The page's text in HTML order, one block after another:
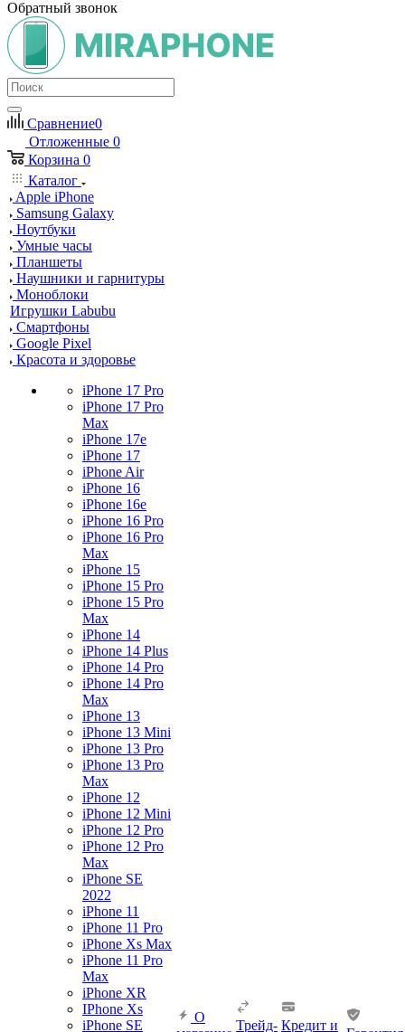
Обратный звонок
Сравнение0
Отложенные 0
Корзина 0
Каталог
Apple iPhone
Samsung Galaxy
Ноутбуки
Умные часы
Планшеты
Наушники и гарнитуры
Моноблоки
Игрушки Labubu
Смартфоны
Google Pixel
Красота и здоровье
iPhone 17 Pro
iPhone 17 Pro
Max
iPhone 17e
iPhone 17
iPhone Air
iPhone 16
iPhone 16e
iPhone 16 Pro
iPhone 16 Pro
Max
iPhone 15
iPhone 15 Pro
iPhone 15 Pro
Max
iPhone 14
iPhone 14 Plus
iPhone 14 Pro
iPhone 14 Pro
Max
iPhone 13
iPhone 13 Mini
iPhone 13 Pro
iPhone 13 Pro
Max
iPhone 12
iPhone 12 Mini
iPhone 12 Pro
iPhone 12 Pro
Max
iPhone SE
2022
iPhone 11
iPhone 11 Pro
iPhone Xs Max
iPhone 11 Pro
Max
iPhone XR
IPhone Xs
iPhone SE
О
Трейд- Кредит и